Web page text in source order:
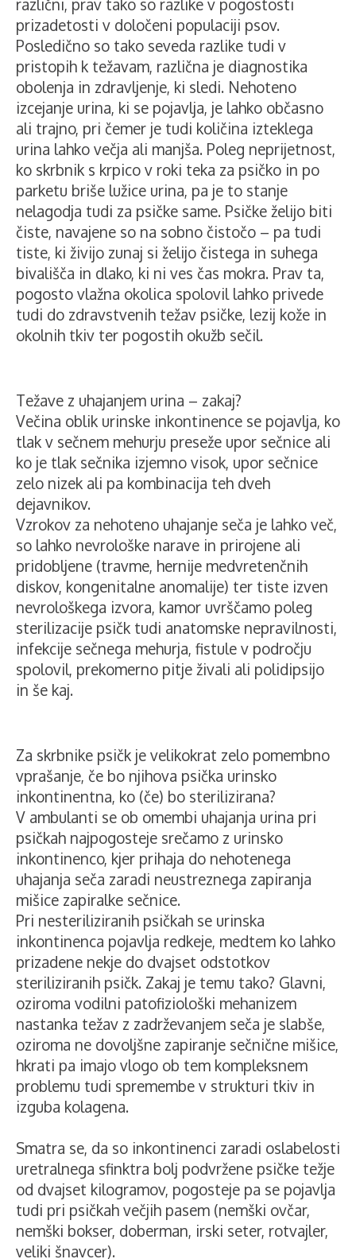
različni, prav tako so razlike v pogostosti
prizadetosti v določeni populaciji psov.
Posledično so tako seveda razlike tudi v
pristopih k težavam, različna je diagnostika
obolenja in zdravljenje, ki sledi. Nehoteno
izcejanje urina, ki se pojavlja, je lahko občasno
ali trajno, pri čemer je tudi količina izteklega
urina lahko večja ali manjša. Poleg neprijetnost,
ko skrbnik s krpico v roki teka za psičko in po
parketu briše lužice urina, pa je to stanje
nelagodja tudi za psičke same. Psičke želijo biti
čiste, navajene so na sobno čistočo – pa tudi
tiste, ki živijo zunaj si želijo čistega in suhega
bivališča in dlako, ki ni ves čas mokra. Prav ta,
pogosto vlažna okolica spolovil lahko privede
tudi do zdravstvenih težav psičke, lezij kože in
okolnih tkiv ter pogostih okužb sečil.
Težave z uhajanjem urina – zakaj?
Večina oblik urinske inkontinence se pojavlja, ko
tlak v sečnem mehurju preseže upor sečnice ali
ko je tlak sečnika izjemno visok, upor sečnice
zelo nizek ali pa kombinacija teh dveh
dejavnikov.
Vzrokov za nehoteno uhajanje seča je lahko več,
so lahko nevrološke narave in prirojene ali
pridobljene (travme, hernije medvretenčnih
diskov, kongenitalne anomalije) ter tiste izven
nevrološkega izvora, kamor uvrščamo poleg
sterilizacije psičk tudi anatomske nepravilnosti,
infekcije sečnega mehurja, fistule v področju
spolovil, prekomerno pitje živali ali polidipsijo
in še kaj.
Za skrbnike psičk je velikokrat zelo pomembno
vprašanje, če bo njihova psička urinsko
inkontinentna, ko (če) bo sterilizirana?
V ambulanti se ob omembi uhajanja urina pri
psičkah najpogosteje srečamo z urinsko
inkontinenco, kjer prihaja do nehotenega
uhajanja seča zaradi neustreznega zapiranja
mišice zapiralke sečnice.
Pri nesteriliziranih psičkah se urinska
inkontinenca pojavlja redkeje, medtem ko lahko
prizadene nekje do dvajset odstotkov
steriliziranih psičk. Zakaj je temu tako? Glavni,
oziroma vodilni patofiziološki mehanizem
nastanka težav z zadrževanjem seča je slabše,
oziroma ne dovoljšne zapiranje sečnične mišice,
hkrati pa imajo vlogo ob tem kompleksnem
problemu tudi spremembe v strukturi tkiv in
izguba kolagena.
Smatra se, da so inkontinenci zaradi oslabelosti
uretralnega sfinktra bolj podvržene psičke težje
od dvajset kilogramov, pogosteje pa se pojavlja
tudi pri psičkah večjih pasem (nemški ovčar,
nemški bokser, doberman, irski seter, rotvajler,
veliki šnavcer).